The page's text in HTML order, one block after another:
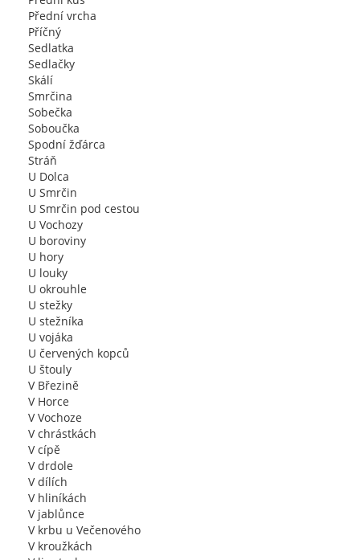
Přední vrcha
Příčný
Sedlatka
Sedlačky
Skálí
Smrčina
Sobečka
Soboučka
Spodní žďárca
Stráň
U Dolca
U Smrčin
U Smrčin pod cestou
U Vochozy
U boroviny
U hory
U louky
U okrouhle
U stežky
U stežníka
U vojáka
U červených kopců
U štouly
V Březině
V Horce
V Vochoze
V chrástkách
V cípě
V drdole
V dílích
V hliníkách
V jablůnce
V krbu u Večenového
V kroužkách